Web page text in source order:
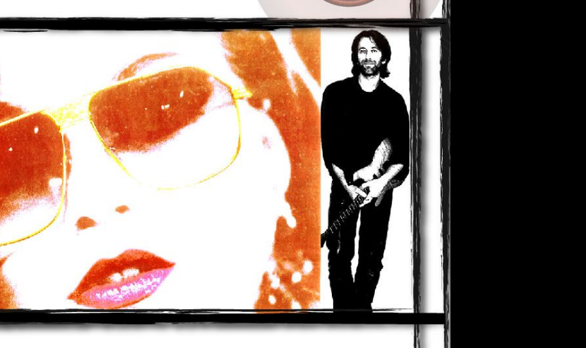
wächter aus stein
Wächter Videos
verschiedenes
portrait